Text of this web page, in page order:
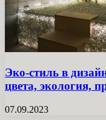
Эко-стиль в
цвета, экология,
07.09.2023